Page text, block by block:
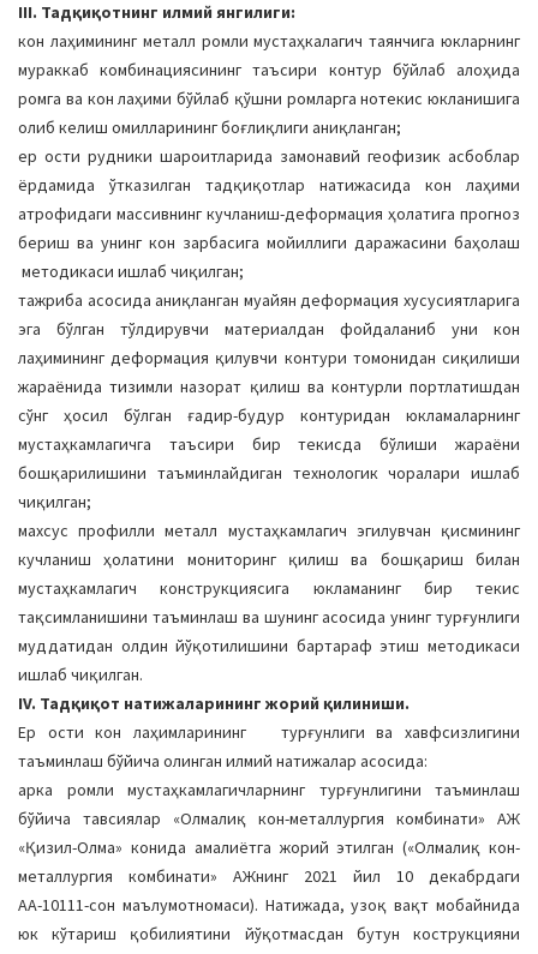
III. Тадқиқотнинг илмий янгилиги:
кон лаҳимининг металл ромли мустаҳкалагич таянчига юкларнинг
мураккаб комбинациясининг таъсири контур бўйлаб алоҳида
ромга ва кон лаҳими бўйлаб қўшни ромларга нотекис юкланишига
олиб келиш омилларининг боғлиқлиги аниқланган;
ер ости рудники шароитларида замонавий геофизик асбоблар
ёрдамида ўтказилган тадқиқотлар натижасида кон лаҳими
атрофидаги массивнинг кучланиш-деформация ҳолатига прогноз
бериш ва унинг кон зарбасига мойиллиги даражасини баҳолаш
методикаси ишлаб чиқилган;
тажриба асосида аниқланган муайян деформация хусусиятларига
эга бўлган тўлдирувчи материалдан фойдаланиб уни кон
лаҳимининг деформация қилувчи контури томонидан сиқилиши
жараёнида тизимли назорат қилиш ва контурли портлатишдан
сўнг ҳосил бўлган ғадир-будур контуридан юкламаларнинг
мустаҳкамлагичга таъсири бир текисда бўлиши жараёни
бошқарилишини таъминлайдиган технологик чоралари ишлаб
чиқилган;
махсус профилли металл мустаҳкамлагич эгилувчан қисмининг
кучланиш ҳолатини мониторинг қилиш ва бошқариш билан
мустаҳкамлагич конструкциясига юкламанинг бир текис
тақсимланишини таъминлаш ва шунинг асосида унинг турғунлиги
муддатидан олдин йўқотилишини бартараф этиш методикаси
ишлаб чиқилган.
IV. Тадқиқот натижаларининг жорий қилиниши.
Ер ости кон лаҳимларининг турғунлиги ва хавфсизлигини
таъминлаш бўйича олинган илмий натижалар асосида:
арка ромли мустаҳкамлагичларнинг турғунлигини таъминлаш
бўйича тавсиялар «Олмалиқ кон-металлургия комбинати» АЖ
«Қизил-Олма» конида амалиётга жорий этилган («Олмалиқ кон-
металлургия комбинати» АЖнинг 2021 йил 10 декабрдаги
АА-10111-сон маълумотномаси). Натижада, узоқ вақт мобайнида
юк кўтариш қобилиятини йўқотмасдан бутун кострукцияни